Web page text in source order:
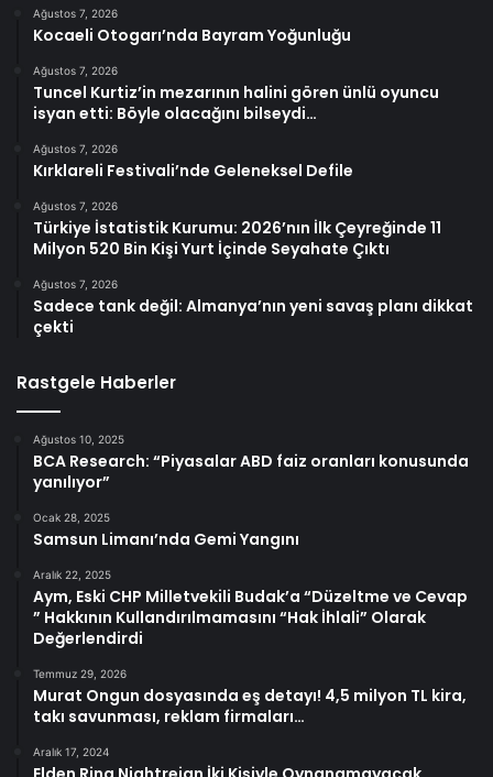
Ağustos 7, 2026
Kocaeli Otogarı’nda Bayram Yoğunluğu
Ağustos 7, 2026
Tuncel Kurtiz’in mezarının halini gören ünlü oyuncu
isyan etti: Böyle olacağını bilseydi…
Ağustos 7, 2026
Kırklareli Festivali’nde Geleneksel Defile
Ağustos 7, 2026
Türkiye İstatistik Kurumu: 2026’nın İlk Çeyreğinde 11
Milyon 520 Bin Kişi Yurt İçinde Seyahate Çıktı
Ağustos 7, 2026
Sadece tank değil: Almanya’nın yeni savaş planı dikkat
çekti
Rastgele Haberler
Ağustos 10, 2025
BCA Research: “Piyasalar ABD faiz oranları konusunda
yanılıyor”
Ocak 28, 2025
Samsun Limanı’nda Gemi Yangını
Aralık 22, 2025
Aym, Eski CHP Milletvekili Budak’a “Düzeltme ve Cevap
” Hakkının Kullandırılmamasını “Hak İhlali” Olarak
Değerlendirdi
Temmuz 29, 2026
Murat Ongun dosyasında eş detayı! 4,5 milyon TL kira,
takı savunması, reklam firmaları…
Aralık 17, 2024